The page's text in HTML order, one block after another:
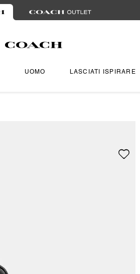
UOMO LASCIATI ISPIRARE